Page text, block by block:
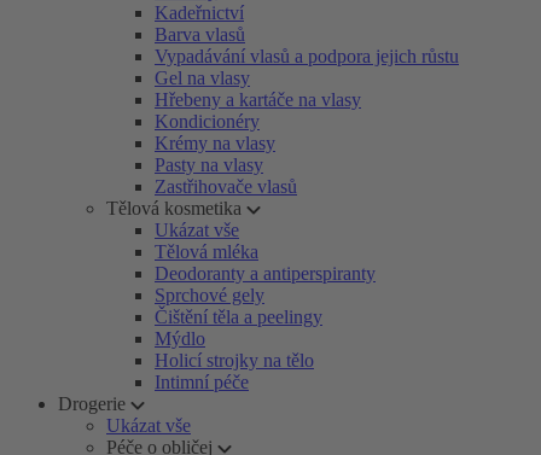
Kadeřnictví
Barva vlasů
Vypadávání vlasů a podpora jejich růstu
Gel na vlasy
Hřebeny a kartáče na vlasy
Kondicionéry
Krémy na vlasy
Pasty na vlasy
Zastřihovače vlasů
Tělová kosmetika
Ukázat vše
Tělová mléka
Deodoranty a antiperspiranty
Sprchové gely
Čištění těla a peelingy
Mýdlo
Holicí strojky na tělo
Intimní péče
Drogerie
Ukázat vše
Péče o obličej